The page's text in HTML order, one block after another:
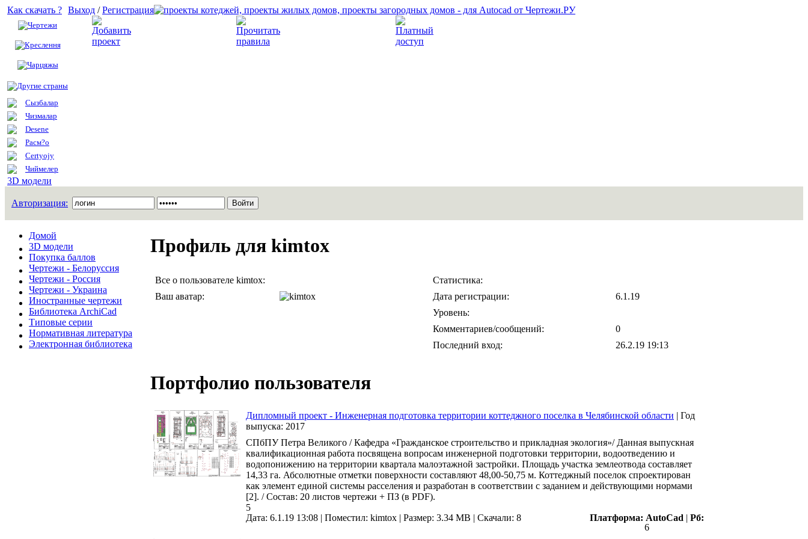
Как скачать ?
Чертежи
Креслення
Чарцяжы
Другие страны
Сызбалар
Чизмалар
Desene
Расм?о
Certyojy
Чиймелер
3D модели
Выход /Регистрация
Авторизация:
Домой
3D модели
Покупка баллов
Чертежи - Белоруссия
Чертежи - Россия
Чертежи - Украина
Иностранные чертежи
Библиотека ArchiCad
Типовые серии
Нормативная литература
Электронная библиотека
Профиль для kimtox
Все о пользователе kimtox:
Ваш аватар:
Статистика:
Дата регистрации:
6.1.19
Уровень:
Комментариев/сообщений:
0
Последний вход:
26.2.19 19:13
Портфолио пользователя
Дипломный проект - Инженерная подготовка территории коттеджного поселка в Челябинской области | Год
выпуска: 2017
СПбПУ Петра Великого / Кафедра «Гражданское строительство и прикладная экология»/ Данная выпускная
квалификационная работа посвящена вопросам инженерной подготовки территории, водоотведению и
водопонижению на территории квартала малоэтажной застройки. Площадь участка землеотвода составляет
14,33 га. Абсолютные отметки поверхности составляют 48,00-50,75 м. Коттеджный поселок спроектирован
как элемент единой системы расселения и разработан в соответствии с заданием и действующими нормами
[2]. / Состав: 20 листов чертежи + ПЗ (в PDF).
5
Дата: 6.1.19 13:08 | Поместил: kimtox | Размер: 3.34 MB | Скачали: 8 Платформа: AutoCad | Рб:
6